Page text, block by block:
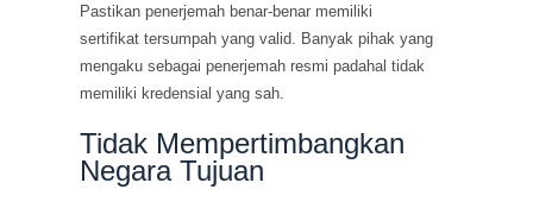
Pastikan penerjemah benar-benar memiliki
sertifikat tersumpah yang valid. Banyak pihak yang
mengaku sebagai penerjemah resmi padahal tidak
memiliki kredensial yang sah.
Tidak Mempertimbangkan
Negara Tujuan